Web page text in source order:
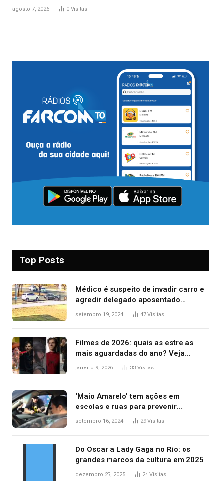
agosto 7, 2026 0 Visitas
Top Posts
Médico é suspeito de invadir carro e
agredir delegado aposentado
durante confusão no trânsito
setembro 19, 2024 47 Visitas
Filmes de 2026: quais as estreias
mais aguardadas do ano? Veja
principais lançamentos do cinema
janeiro 9, 2026 33 Visitas
‘Maio Amarelo’ tem ações em
escolas e ruas para prevenir
acidentes no trânsito no AP
setembro 16, 2024 29 Visitas
Do Oscar a Lady Gaga no Rio: os
grandes marcos da cultura em 2025
dezembro 27, 2025 24 Visitas